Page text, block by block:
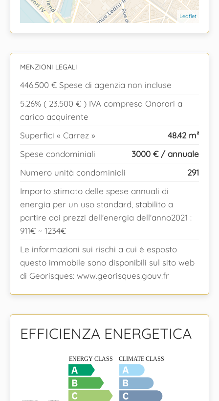
Leaflet
MENZIONI LEGALI
446.500 € Spese di agenzia non incluse
5.26% ( 23.500 € ) IVA compresa Onorari a
carico acquirente
Superfici « Carrez »
48.42 m²
Spese condominiali
3000 € / annuale
Numero unità condominiali
291
Importo stimato delle spese annuali di
energia per un uso standard, stabilito a
partire dai prezzi dell'energia dell'anno2021 :
911€ ~ 1234€
Le informazioni sui rischi a cui è esposto
questo immobile sono disponibili sul sito web
di Georisques: www.georisques.gouv.fr
EFFICIENZA ENERGETICA